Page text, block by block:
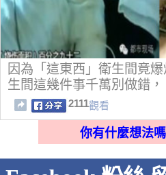
因為「這東西」衛生間竟
生間這幾件事千萬別做錯，
2111觀看
你有什麼想法